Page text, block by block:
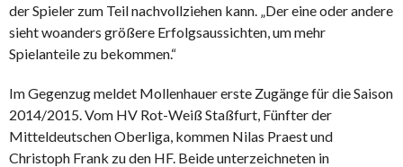
der Spieler zum Teil nachvollziehen kann. „Der eine oder andere
sieht woanders größere Erfolgsaussichten, um mehr
Spielanteile zu bekommen.“
Im Gegenzug meldet Mollenhauer erste Zugänge für die Saison
2014/2015. Vom HV Rot-Weiß Staßfurt, Fünfter der
Mitteldeutschen Oberliga, kommen Nilas Praest und
Christoph Frank zu den HF. Beide unterzeichneten in